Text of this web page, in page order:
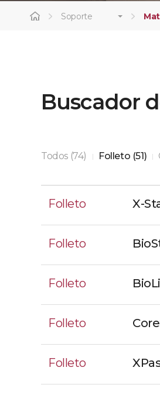
Soporte
Buscador
Todos (74) | Folleto (51) |
Folleto X-
Folleto
Folleto
Folleto
Folleto